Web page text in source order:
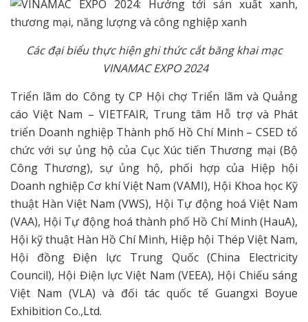
Các đại biểu thực hiện ghi thức cắt băng khai mạc
VINAMAC EXPO 2024
Triển lãm do Công ty CP Hội chợ Triển lãm và Quảng
cáo Việt Nam – VIETFAIR, Trung tâm Hỗ trợ và Phát
triển Doanh nghiệp Thành phố Hồ Chí Minh – CSED tổ
chức với sự ủng hộ của Cục Xúc tiến Thương mại (Bộ
Công Thương), sự ủng hộ, phối hợp của Hiệp hội
Doanh nghiệp Cơ khí Việt Nam (VAMI), Hội Khoa học Kỹ
thuật Hàn Việt Nam (VWS), Hội Tự động hoá Việt Nam
(VAA), Hội Tự động hoá thành phố Hồ Chí Minh (HauA),
Hội kỹ thuật Hàn Hồ Chí Minh, Hiệp hội Thép Việt Nam,
Hội đồng Điện lực Trung Quốc (China Electricity
Council), Hội Điện lực Việt Nam (VEEA), Hội Chiếu sáng
Việt Nam (VLA) và đối tác quốc tế Guangxi Boyue
Exhibition Co.,Ltd.